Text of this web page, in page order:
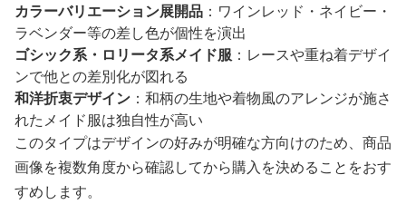
カラーバリエーション展開品 ：ワインレッド・ネイビー・
ラベンダー等の差し色が個性を演出
ゴシック系・ロリータ系メイド服 ：レースや重ね着デザイ
ンで他との差別化が図れる
和洋折衷デザイン ：和柄の生地や着物風のアレンジが施さ
れたメイド服は独自性が高い
このタイプはデザインの好みが明確な方向けのため、商品
画像を複数角度から確認してから購入を決めることをおす
すめします。